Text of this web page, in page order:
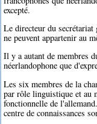
excepté.
Le directeur du secrétariat
ne peuvent appartenir au
Il y a autant de membres
néerlandophone que
Les six membres de la
par rôle linguistique et au
fonctionnelle de
centre de connaissances